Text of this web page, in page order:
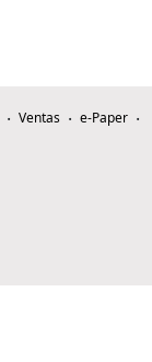
Ventas
e-Paper